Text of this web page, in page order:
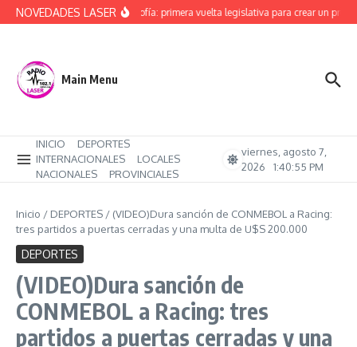
Saltar al contenido
NOVEDADES LASERAlerta Sofía: primera vuelta legislativa para crear un
Main Menu
INICIO
DEPORTES
INTERNACIONALES
LOCALES
NACIONALES
PROVINCIALES
viernes, agosto 7,
2026
1:40:56 PM
Inicio / DEPORTES / (VIDEO)Dura sanción de CONMEBOL a Racing:
tres partidos a puertas cerradas y una multa de U$S 200.000
DEPORTES
(VIDEO)Dura sanción de
CONMEBOL a Racing: tres
partidos a puertas cerradas y una